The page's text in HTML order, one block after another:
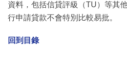
資料，包括信貸評級（TU）等其
行申請貸款不會特別比較易批。
回到目錄